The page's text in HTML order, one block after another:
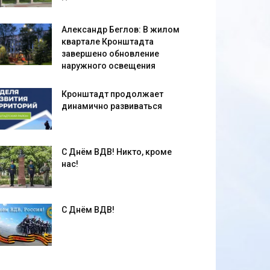
Александр Беглов: В жилом
квартале Кронштадта
завершено обновление
наружного освещения
Кронштадт продолжает
динамично развиваться
С Днём ВДВ! Никто, кроме
нас!
С Днём ВДВ!